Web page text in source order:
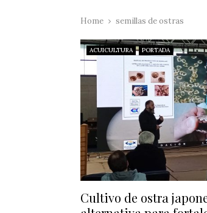
Home semillas de ostras
ACUICULTURA PORTADA
Cultivo de ostra